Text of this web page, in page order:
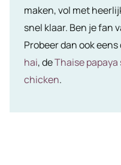
maken, vol met
snel klaar. Ben je fan
Probeer dan ook eens
hai, deThaise papaya
chicken.